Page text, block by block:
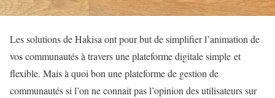
Les solutions de Hakisa ont pour but de simplifier l’animation de
vos communautés à travers une plateforme digitale simple et
flexible. Mais à quoi bon une plateforme de gestion de
communautés si l’on ne connait pas l’opinion des utilisateurs sur